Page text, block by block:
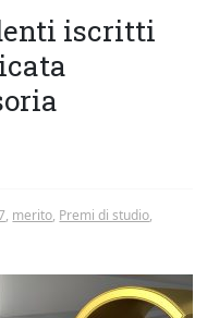
iscritti
, merito, Premi di studio,